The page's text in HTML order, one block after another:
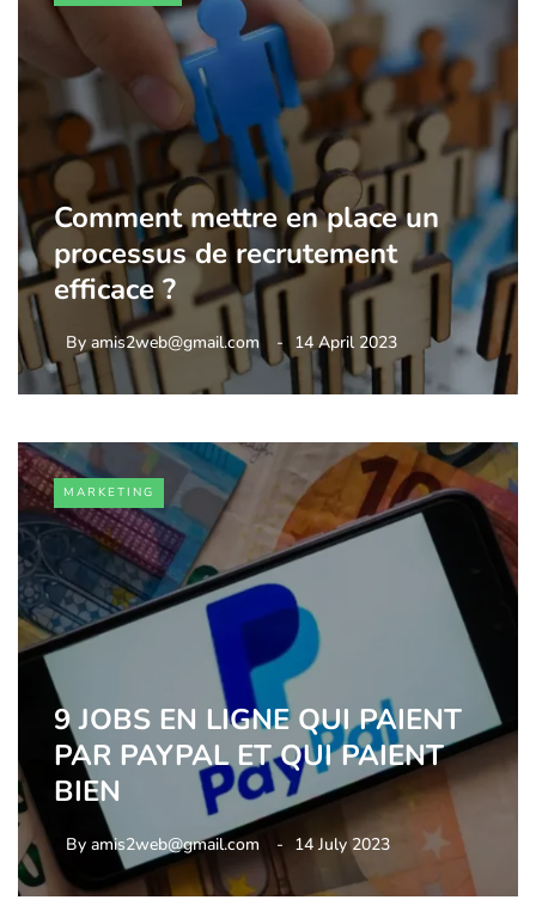
Comment mettre en place un
processus de recrutement
efficace ?
By amis2web@gmail.com 14 April 2023
MARKETING
9 JOBS EN LIGNE QUI PAIENT
PAR PAYPAL ET QUI PAIENT
BIEN
By amis2web@gmail.com 14 July 2023